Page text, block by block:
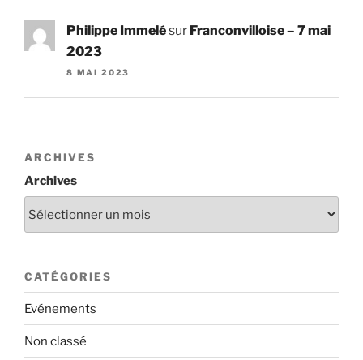
Philippe Immelésur Franconvilloise – 7 mai
2023
8 MAI 2023
ARCHIVES
Archives
CATÉGORIES
Evénements
Non classé